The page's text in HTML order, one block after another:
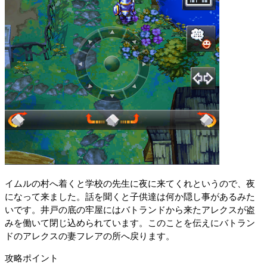
イムルの村へ着くと学校の先生に夜に来てくれというので、夜
になって来ました。話を聞くと子供達は何か隠し事があるみた
いです。井戸の底の牢屋にはバトランドから来たアレクスが盗
みを働いて閉じ込められています。このことを伝えにバトラン
ドのアレクスの妻フレアの所へ戻ります。
攻略ポイント